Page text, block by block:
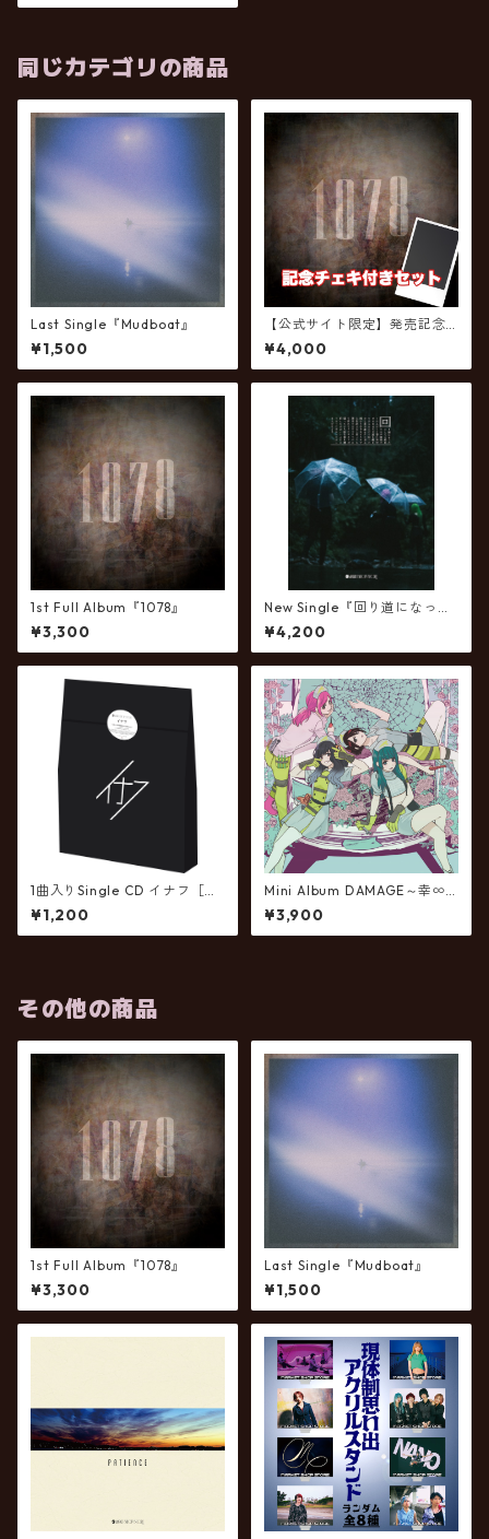
同じカテゴリの商品
Last Single『Mudboat』
¥1,500
【公式サイト限定】発売記念
チェキ付き※1st Full Album
『1078』【数量限定】
¥4,000
1st Full Album『1078』
¥3,300
New Single『回り道になった
としても結局それが順路だっ
たんだって事に気付けるのは
その道を越えてからなんだと
続けられるかどうかで人生決
まると言っても過言ではなさ
そうだから折れそうになろう
が這ってでも進む事を選択し
た方がいいんだろうなって分
かってはいるんだけどさ』
［ライブ会場・公式サイト限
定デジパック仕様48Pフォトブ
ックレット盤］
¥4,200
1曲入りSingle CD イナフ［ラ
イブ会場・公式サイト限定
盤］
¥1,200
Mini Album DAMAGE～幸∞
～
¥3,900
その他の商品
1st Full Album『1078』
¥3,300
Last Single『Mudboat』
¥1,500